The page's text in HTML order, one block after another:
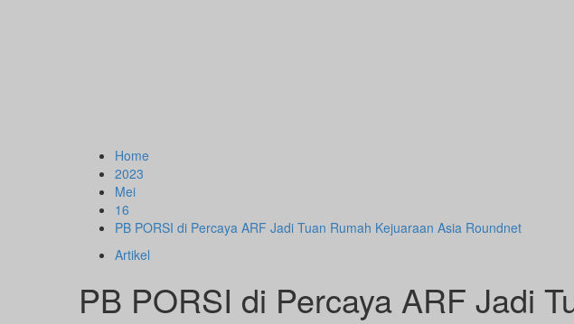
Home
2023
Mei
16
PB PORSI di Percaya ARF Jadi Tuan Rumah Kejuaraan Asia Roundnet
Artikel
PB PORSI di Percaya ARF Jadi